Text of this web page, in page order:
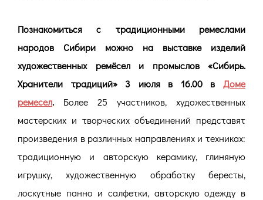
Познакомиться с традиционными ремеслами
народов Сибири можно на выставке изделий
художественных ремёсел и промыслов «Сибирь.
Хранители традиций» 3 июля в 16.00 в Доме
ремесел. Более 25 участников, художественных
мастерских и творческих объединений представят
произведения в различных направлениях и техниках:
традиционную и авторскую керамику, глиняную
игрушку, художественную обработку бересты,
лоскутные панно и салфетки, авторскую одежду в